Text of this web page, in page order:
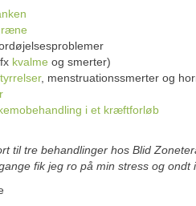
kvalme og smerter)
, menstruationssmerter og
i et kræftforløb
til tre behandlinger hos Blid
fik jeg ro på min stress og ondt